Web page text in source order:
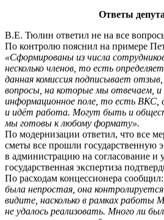
Ответы
В.Е. Тюлин ответил не на все
По контролю пояснил на примере
«Сформированы из числа
несколько членов, то есть
данная комиссия подписывает
вопросы, на которые мы отвечаем, и
информационное поле, то есть ВКС,
и идёт работа. Могут быть и
мы готовы к любому формату».
По модернизации ответил, что все
сметы все прошли государственную
в администрацию на согласование и
государственная экспертиза
По расходам концессионера сообщил:
была непростая, она
видите, насколько в рамках работы
не удалось реализовать. Много ли